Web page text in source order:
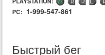
PC: 1-999-547-861
Быстрый бег